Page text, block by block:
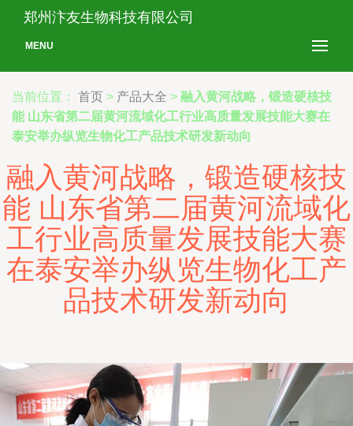
郑州汴友生物科技有限公司
MENU
当前位置： 首页 > 产品大全 > 融入黄河战略，锻造硬核技
能 山东省第二届黄河流域化工行业高质量发展技能大赛在
泰安举办纵览生物化工产品技术研发新动向
融入黄河战略，锻造硬核技
能 山东省第二届黄河流域化
工行业高质量发展技能大赛
在泰安举办纵览生物化工产
品技术研发新动向